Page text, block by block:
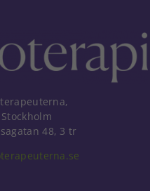
48, 3 tr